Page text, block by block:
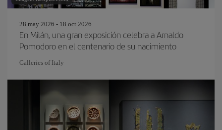
28 may 2026 - 18 oct 2026
En Milán, una gran exposición celebra a Arnaldo
Pomodoro en el centenario de su nacimiento
Galleries of Italy